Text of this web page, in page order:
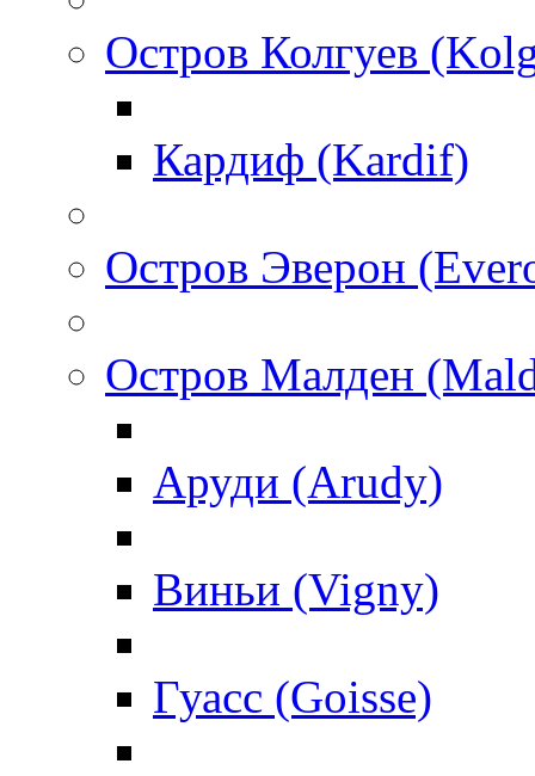
Остров Колгуев
Кардиф (Kardif)
Остров Эверон
Остров Малден
Аруди (Arudy)
Виньи (Vigny)
Гуасс (Goisse)